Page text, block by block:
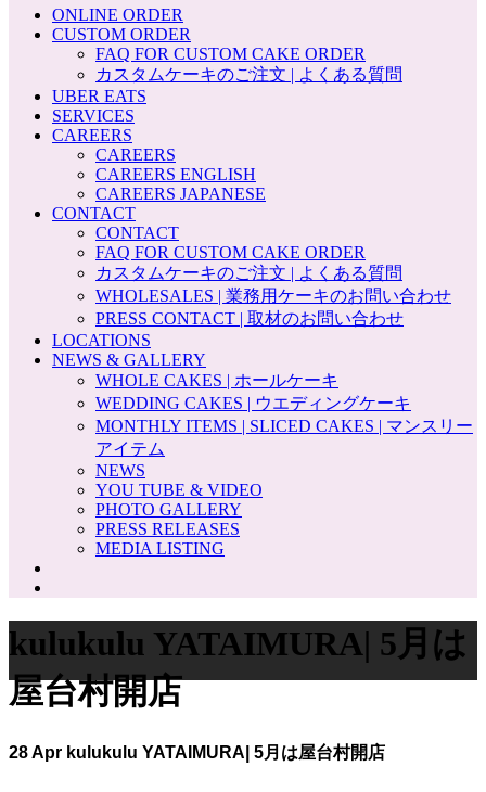
ONLINE ORDER
CUSTOM ORDER
FAQ FOR CUSTOM CAKE ORDER
カスタムケーキのご注文 | よくある質問
UBER EATS
SERVICES
CAREERS
CAREERS
CAREERS ENGLISH
CAREERS JAPANESE
CONTACT
CONTACT
FAQ FOR CUSTOM CAKE ORDER
カスタムケーキのご注文 | よくある質問
WHOLESALES | 業務用ケーキのお問い合わせ
PRESS CONTACT | 取材のお問い合わせ
LOCATIONS
NEWS & GALLERY
WHOLE CAKES | ホールケーキ
WEDDING CAKES | ウエディングケーキ
MONTHLY ITEMS | SLICED CAKES | マンスリー
アイテム
NEWS
YOU TUBE & VIDEO
PHOTO GALLERY
PRESS RELEASES
MEDIA LISTING
kulukulu YATAIMURA| 5月は
屋台村開店
28 Apr kulukulu YATAIMURA| 5月は屋台村開店